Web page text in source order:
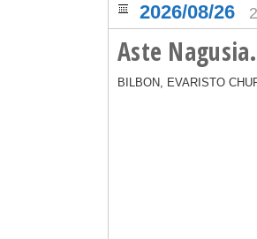
Aste
2026/08/26
BILBON, EVARISTO